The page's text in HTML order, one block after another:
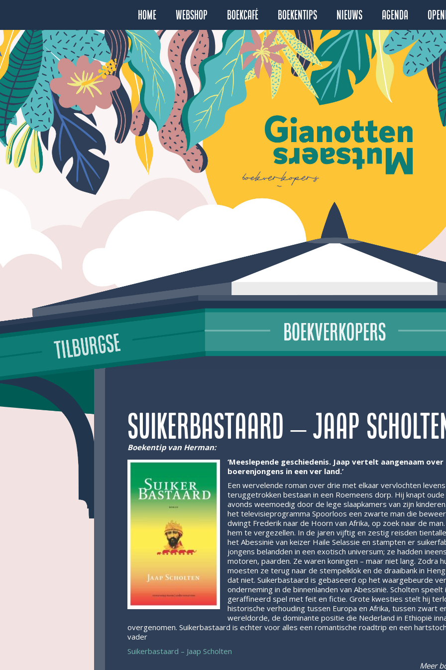
Home Webshop Boekcafé Boekentips Nieuws Agenda
Suikerbastaard – Jaap
Boekentip van Herman:
‘Meeslepende geschiedenis. Jaap vertelt aangenaam
boerenjongens in een ver land.’
Een wervelende roman over drie met elkaar vervlochten
teruggetrokken bestaan in een Roemeens dorp. Hij knapt
avonds weemoedig door de lege slaapkamers van zijn
het televisieprogramma Spoorloos een zwarte man die
dwingt Frederik naar de Hoorn van Afrika, op zoek naar de
hem te vergezellen. In de jaren vijftig en zestig reisden
het Abessinië van keizer Haile Selassie en stampten er
jongens belandden in een exotisch universum; ze hadden
motoren, paarden. Ze waren koningen – maar niet lang. Zodra
moesten ze terug naar de stempelklok en de draaibank in
dat niet. Suikerbastaard is gebaseerd op het waargebeurde
onderneming in de binnenlanden van Abessinië. Scholten
geraffineerd spel met feit en fictie. Grote kwesties stelt hij
historische verhouding tussen Europa en Afrika, tussen zwart
wereldorde, de dominante positie die Nederland in Ethiopië
overgenomen. Suikerbastaard is echter voor alles een romantische roadtrip en een
vader
Suikerbastaard – Jaap Scholten
Meer